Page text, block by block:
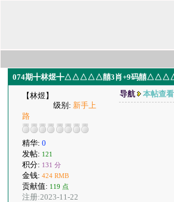
074期╋林煜╋△△△△△囍3肖+9码囍△△△△△
【林煜】
级别: 新手上
路
精华:0
发帖: 121
积分: 131 分
金钱:424 RMB
贡献值: 119 点
注册:2023-11-22
导航 本帖查看